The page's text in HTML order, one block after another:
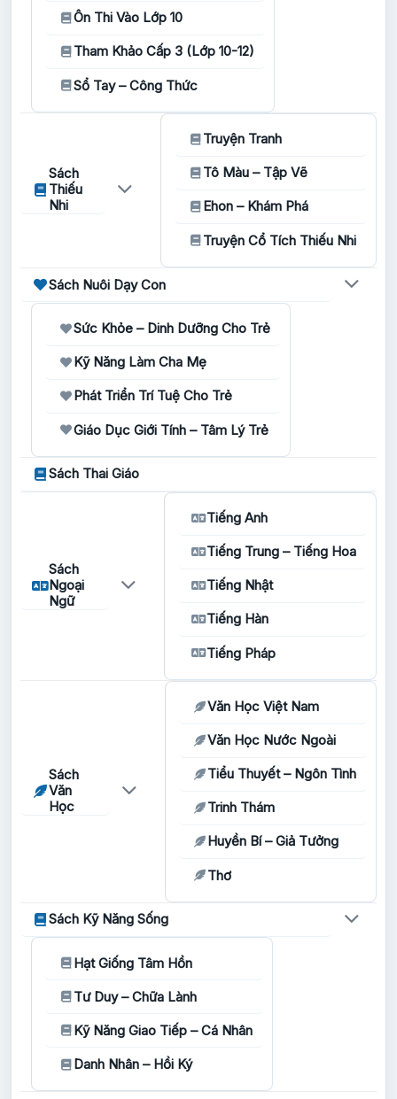
Ôn Thi Vào Lớp 10
Tham Khảo Cấp 3 (Lớp 10-12)
Sổ Tay – Công Thức
Sách
Thiếu
Nhi
Truyện Tranh
Tô Màu – Tập Vẽ
Ehon – Khám Phá
Truyện Cổ Tích Thiếu Nhi
Sách Nuôi Dạy Con
Sức Khỏe – Dinh Dưỡng Cho Trẻ
Kỹ Năng Làm Cha Mẹ
Phát Triển Trí Tuệ Cho Trẻ
Giáo Dục Giới Tính – Tâm Lý Trẻ
Sách Thai Giáo
Sách
Ngoại
Ngữ
Tiếng Anh
Tiếng Trung – Tiếng Hoa
Tiếng Nhật
Tiếng Hàn
Tiếng Pháp
Sách
Văn
Học
Văn Học Việt Nam
Văn Học Nước Ngoài
Tiểu Thuyết – Ngôn Tình
Trinh Thám
Huyền Bí – Giả Tưởng
Thơ
Sách Kỹ Năng Sống
Hạt Giống Tâm Hồn
Tư Duy – Chữa Lành
Kỹ Năng Giao Tiếp – Cá Nhân
Danh Nhân – Hồi Ký